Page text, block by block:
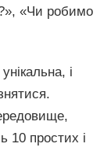
«Чи робимо
і
10 простих і